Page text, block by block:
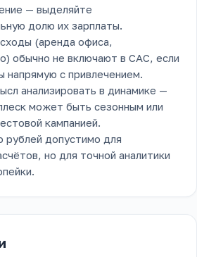
— выделяйте
долю их зарплаты.
(аренда офиса,
обычно не включают в CAC, если
напрямую с привлечением.
анализировать в динамике —
может быть сезонным или
кампанией.
рублей допустимо для
но для точной аналитики